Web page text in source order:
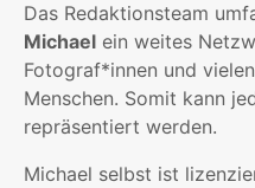
Das Redaktionsteam
Michael ein weites
Fotograf*innen und
Menschen. Somit kann
repräsentiert werden.
Michael selbst ist